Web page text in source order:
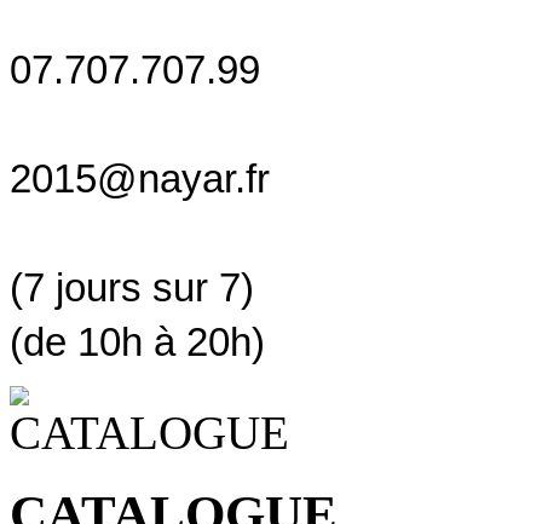
07.707.707.99
2015@nayar.fr
(7 jours sur 7)
(de 10h à 20h)